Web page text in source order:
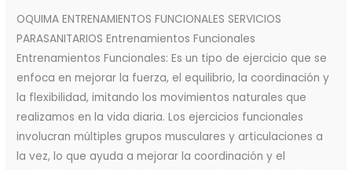
OQUIMA ENTRENAMIENTOS FUNCIONALES SERVICIOS
PARASANITARIOS Entrenamientos Funcionales
Entrenamientos Funcionales: Es un tipo de ejercicio que se
enfoca en mejorar la fuerza, el equilibrio, la coordinación y
la flexibilidad, imitando los movimientos naturales que
realizamos en la vida diaria. Los ejercicios funcionales
involucran múltiples grupos musculares y articulaciones a
la vez, lo que ayuda a mejorar la coordinación y el